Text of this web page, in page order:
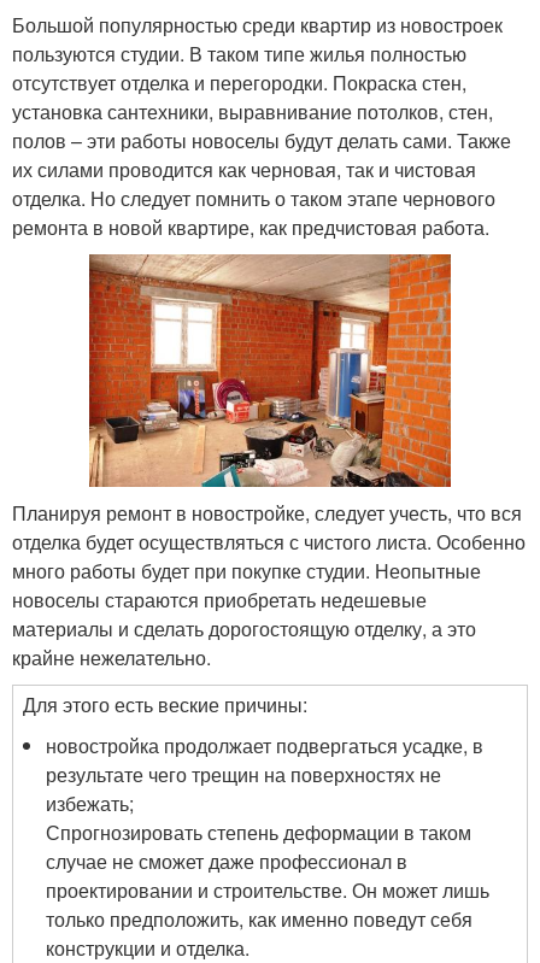
Большой популярностью среди квартир из новостроек
пользуются студии. В таком типе жилья полностью
отсутствует отделка и перегородки. Покраска стен,
установка сантехники, выравнивание потолков, стен,
полов – эти работы новоселы будут делать сами. Также
их силами проводится как черновая, так и чистовая
отделка. Но следует помнить о таком этапе чернового
ремонта в новой квартире, как предчистовая работа.
Планируя ремонт в новостройке, следует учесть, что вся
отделка будет осуществляться с чистого листа. Особенно
много работы будет при покупке студии. Неопытные
новоселы стараются приобретать недешевые
материалы и сделать дорогостоящую отделку, а это
крайне нежелательно.
Для этого есть веские причины:
новостройка продолжает подвергаться усадке, в
результате чего трещин на поверхностях не
избежать;
Спрогнозировать степень деформации в таком
случае не сможет даже профессионал в
проектировании и строительстве. Он может лишь
только предположить, как именно поведут себя
конструкции и отделка.